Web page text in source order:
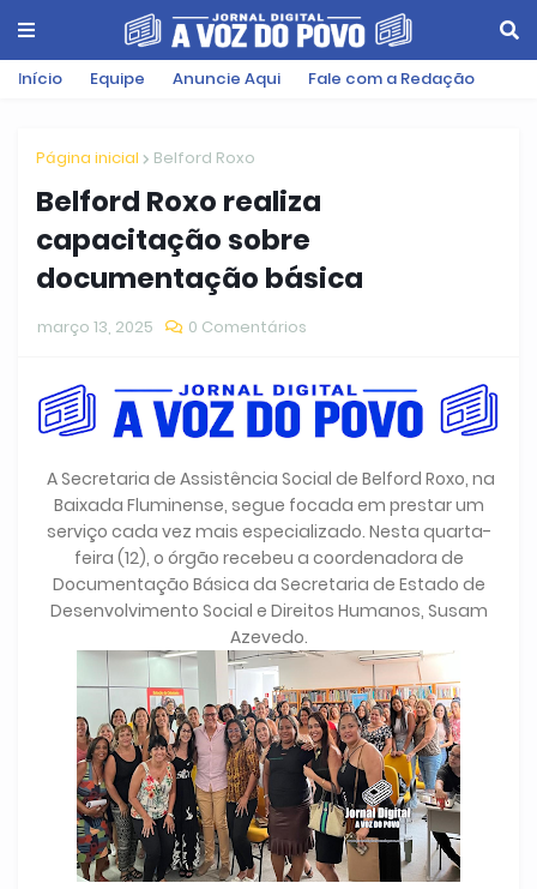
Início Equipe Anuncie Aqui Fale com a Redação
Página inicial Belford Roxo
Belford Roxo realiza
capacitação sobre
documentação básica
março 13, 2025 0 Comentários
A Secretaria de Assistência Social de Belford Roxo, na
Baixada Fluminense, segue focada em prestar um
serviço cada vez mais especializado. Nesta quarta-
feira (12), o órgão recebeu a coordenadora de
Documentação Básica da Secretaria de Estado de
Desenvolvimento Social e Direitos Humanos, Susam
Azevedo.